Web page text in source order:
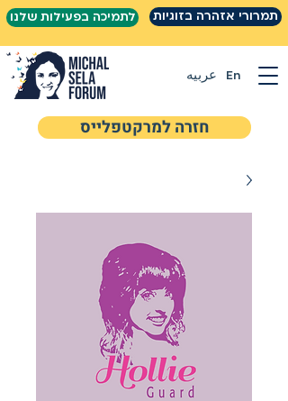
תמרורי אזהרה בזוגיות לתמיכה בפעילות שלנו
عربيه En
חזרה למרקטפלייס